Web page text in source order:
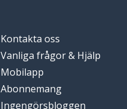
Kontakta oss
Vanliga frågor & Hjälp
Mobilapp
Abonnemang
Ingengörsbloggen